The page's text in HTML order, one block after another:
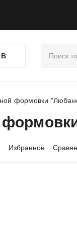
формовки
Избранное